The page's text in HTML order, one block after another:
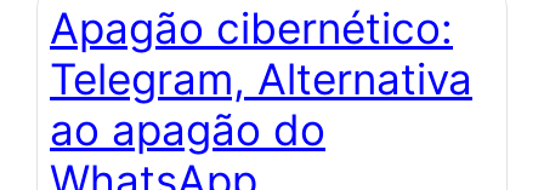
Apagão cibernético:
Telegram, Alternativa
ao apagão do